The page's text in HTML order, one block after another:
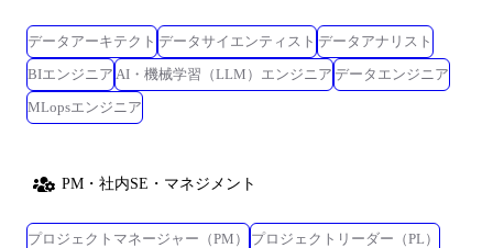
データアーキテクト データサイエンティスト データアナリスト
BIエンジニア AI・機械学習（LLM）エンジニア データエンジニア
MLopsエンジニア
PM・社内SE・マネジメント
プロジェクトマネージャー（PM）
プロジェクトリーダー（PL）